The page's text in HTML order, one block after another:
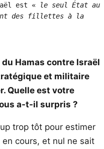
est «
le seul État au
des fillettes à la
du Hamas contre Israël
et militaire
Quelle est votre
a-t-il surpris ?
trop tôt pour estimer
en cours, et nul ne sait